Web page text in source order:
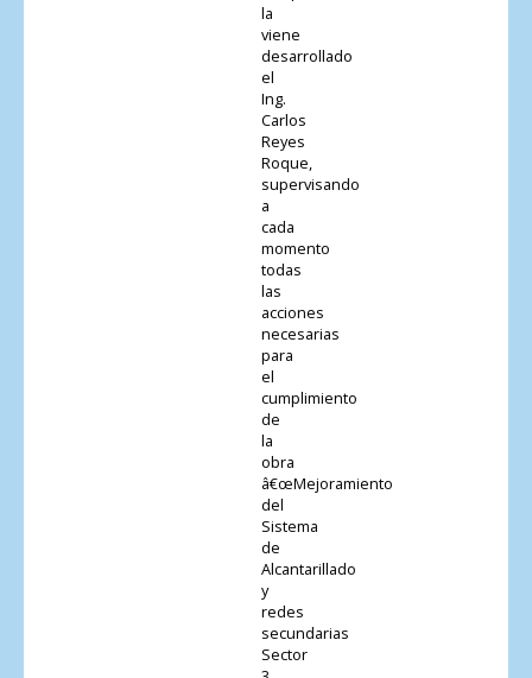
la
viene
desarrollado
el
Ing.
Carlos
Reyes
Roque,
supervisando
a
cada
momento
todas
las
acciones
necesarias
para
el
cumplimiento
de
la
obra
â€œMejoramiento
del
Sistema
de
Alcantarillado
y
redes
secundarias
Sector